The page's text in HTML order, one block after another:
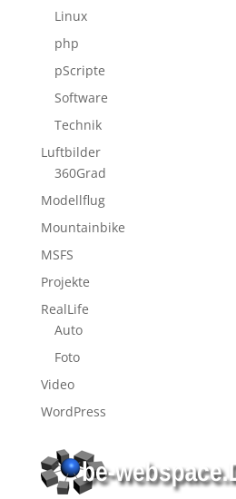
Linux
php
pScripte
Software
Technik
Luftbilder
360Grad
Modellflug
Mountainbike
MSFS
Projekte
RealLife
Auto
Foto
Video
WordPress